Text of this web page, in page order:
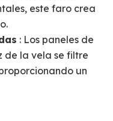
este faro crea
: Los paneles de
de la vela se filtre
un